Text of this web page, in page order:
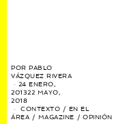
PORPABLO
VÁZQUEZ RIVERA
24 ENERO,
201322 MAYO,
2018
CONTEXTO / EN EL
ÁREA / MAGAZINE / OPINIÓN